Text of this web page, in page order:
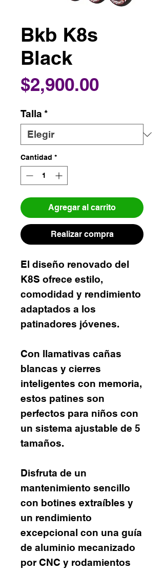
Bkb K8s
Black
$2,900.00Precio
Talla *
Cantidad *
Agregar al carrito
Realizar compra
El diseño renovado del
K8S ofrece estilo,
comodidad y rendimiento
adaptados a los
patinadores jóvenes.
Con llamativas cañas
blancas y cierres
inteligentes con memoria,
estos patines son
perfectos para niños con
un sistema ajustable de 5
tamaños.
Disfruta de un
mantenimiento sencillo
con botines extraíbles y
un rendimiento
excepcional con una guía
de aluminio mecanizado
por CNC y rodamientos